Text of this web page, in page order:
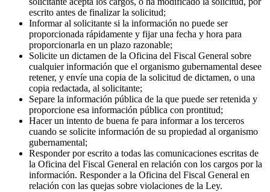
escrito antes de finalizar la solicitud;
Informar al solicitante si la información no puede ser
proporcionada rápidamente y fijar una fecha y hora para
proporcionarla en un plazo razonable;
Solicite un dictamen de la Oficina del Fiscal General sobre
cualquier información que el organismo gubernamental desee
retener, y envíe una copia de la solicitud de dictamen, o una
copia redactada, al solicitante;
Separe la información pública de la que puede ser retenida y
proporcione esa información pública con prontitud;
Hacer un intento de buena fe para informar a los terceros
cuando se solicite información de su propiedad al organismo
gubernamental;
Responder por escrito a todas las comunicaciones escritas de
la Oficina del Fiscal General en relación con los cargos por la
información. Responder a la Oficina del Fiscal General en
relación con las quejas sobre violaciones de la Ley.